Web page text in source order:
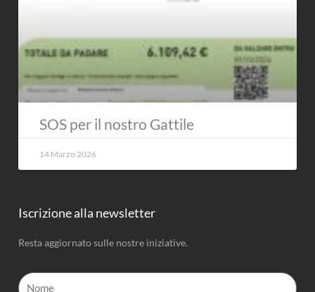
SOS per il nostro Gattile
14 Marzo 2026
Iscrizione alla newsletter
Resta aggiornato sulle nostre iniziative.
Nome